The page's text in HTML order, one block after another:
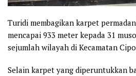
Turidi membagikan karpet
mencapai 933 meter kepada 31
sejumlah wilayah di Kecamatan
Selain karpet yang diperuntukkan